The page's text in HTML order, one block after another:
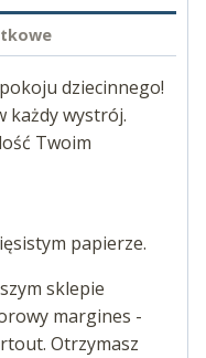
dziecinnego!
każdy wystrój.
Twoim
papierze.
sklepie
margines -
Otrzymasz